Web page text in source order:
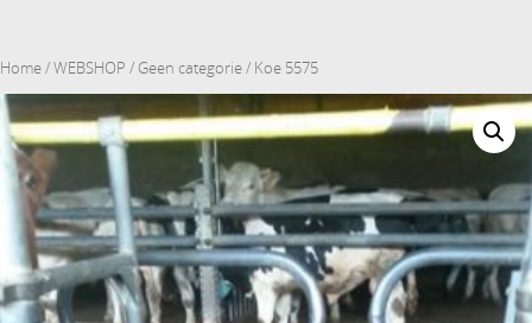
Home/WEBSHOP / Geen categorie/ Koe 5575